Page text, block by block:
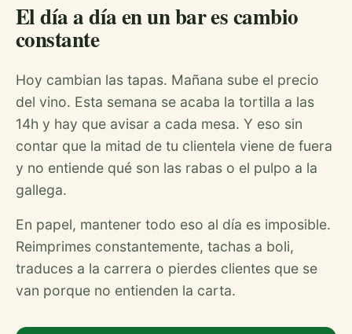
El día a día en un bar es cambio
constante
Hoy cambian las tapas. Mañana sube el precio
del vino. Esta semana se acaba la tortilla a las
14h y hay que avisar a cada mesa. Y eso sin
contar que la mitad de tu clientela viene de fuera
y no entiende qué son las rabas o el pulpo a la
gallega.
En papel, mantener todo eso al día es imposible.
Reimprimes constantemente, tachas a boli,
traduces a la carrera o pierdes clientes que se
van porque no entienden la carta.